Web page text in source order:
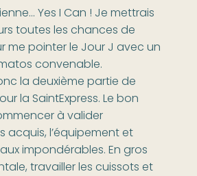
Yes I Can ! Je mettrais
toutes les chances de
me pointer le Jour J avec un
convenable.
la deuxième partie de
la SaintExpress. Le bon
à valider
acquis, l’équipement et
impondérables. En gros
travailler les cuissots et